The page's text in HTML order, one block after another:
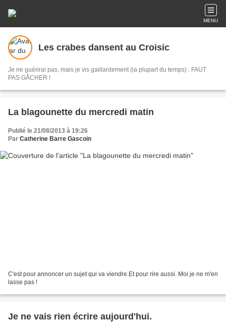
MENU
Les crabes dansent au Croisic
Je ne guérirai pas, mais je vis gaillardement (la plupart du temps) : FAUT
PAS GÂCHER !
La blagounette du mercredi matin
Publié le 21/08/2013 à 19:26
Par Catherine Barre Gascoin
C'est pour annoncer un sujet qui va viendre.Et pour rire aussi. Moi je ne m'en
lasse pas !
Je ne vais rien écrire aujourd'hui.